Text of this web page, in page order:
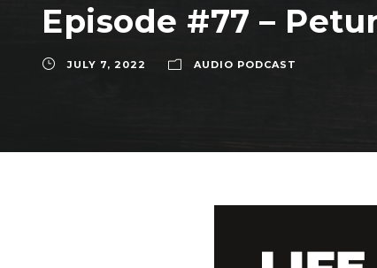
Episode #77 –
JULY 7, 2022 AUDIO PODCAST